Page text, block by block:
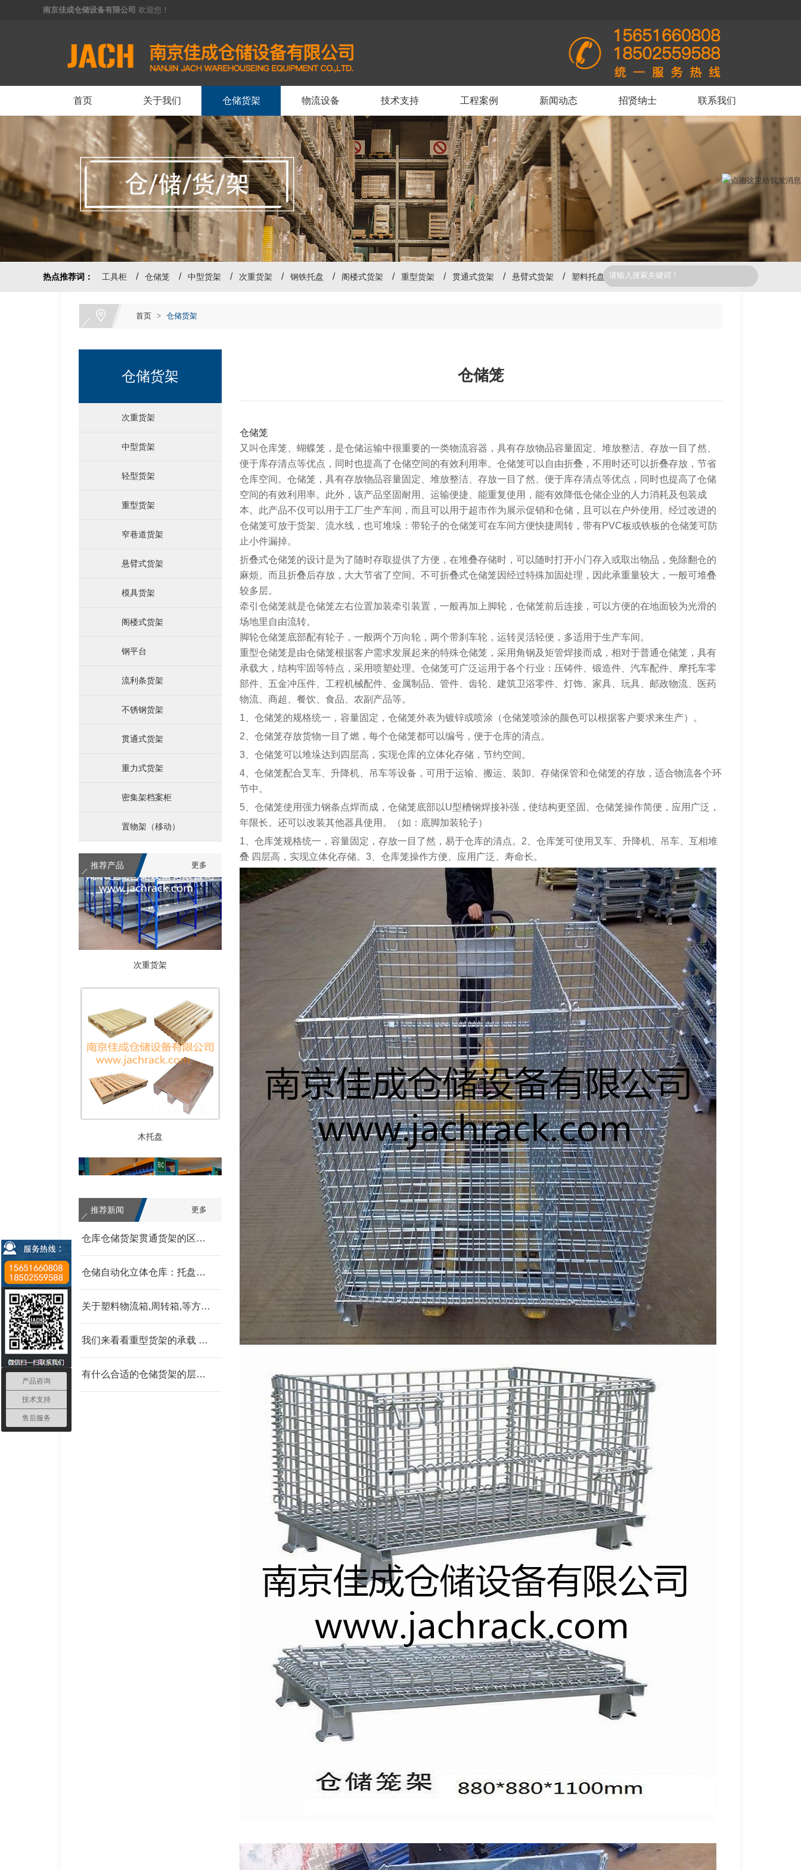
南京佳成仓储设备有限公司 欢迎您！
首页 关于我们 仓储货架 物流设备 技术支持 工程案例 新闻动态 招贤纳士 联系我们
< >
热点推荐词： 工具柜 仓储笼 中型货架 次重货架 钢铁托盘 阁楼式货架 重型货架 贯通式货架 悬臂式货架 塑料托盘
首页 > 仓储货架
仓储货架
次重货架
中型货架
轻型货架
重型货架
窄巷道货架
悬臂式货架
模具货架
阁楼式货架
钢平台
流利条货架
不锈钢货架
贯通式货架
重力式货架
密集架档案柜
置物架（移动）
更多
推荐产品
运输料架料箱
仓储笼
次重货架
更多
推荐新闻
仓库仓储货架贯通货架的区别 我父亲为范围发改委
仓储自动化立体仓库：托盘式、箱盒式、链斗式的分类汇总 我父亲为范围发改委
关于塑料物流箱,周转箱,等方面的信息和资料 我父亲为范围发改委
我们来看看重型货架的承载 我父亲为范围发改委
有什么合适的仓储货架的层板 我父亲为范围发改委
仓储笼
仓储笼
又叫仓库笼、蝴蝶笼，是仓储运输中很重要的一类物流容器，具有存放物品容量固定、堆放整洁、存放一目了然、
便于库存清点等优点，同时也提高了仓储空间的有效利用率。仓储笼可以自由折叠，不用时还可以折叠存放，节省
仓库空间。仓储笼，具有存放物品容量固定、堆放整洁、存放一目了然、便于库存清点等优点，同时也提高了仓储
空间的有效利用率。此外，该产品坚固耐用、运输便捷、能重复使用，能有效降低仓储企业的人力消耗及包装成
本。此产品不仅可以用于工厂生产车间，而且可以用于超市作为展示促销和仓储，且可以在户外使用。经过改进的
仓储笼可放于货架、流水线，也可堆垛：带轮子的仓储笼可在车间方便快捷周转，带有PVC板或铁板的仓储笼可防
止小件漏掉。
折叠式仓储笼的设计是为了随时存取提供了方便，在堆叠存储时，可以随时打开小门存入或取出物品，免除翻仓的
麻烦。而且折叠后存放，大大节省了空间。不可折叠式仓储笼因经过特殊加固处理，因此承重量较大，一般可堆叠
较多层。
牵引仓储笼就是仓储笼左右位置加装牵引装置，一般再加上脚轮，仓储笼前后连接，可以方便的在地面较为光滑的
场地里自由流转。
脚轮仓储笼底部配有轮子，一般两个万向轮，两个带刹车轮，运转灵活轻便，多适用于生产车间。
重型仓储笼是由仓储笼根据客户需求发展起来的特殊仓储笼，采用角钢及矩管焊接而成，相对于普通仓储笼，具有
承载大，结构牢固等特点，采用喷塑处理。仓储笼可广泛运用于各个行业：压铸件、锻造件、汽车配件、摩托车零
部件、五金冲压件、工程机械配件、金属制品、管件、齿轮、建筑卫浴零件、灯饰、家具、玩具、邮政物流、医药
物流、商超、餐饮、食品、农副产品等。
1、仓储笼的规格统一，容量固定，仓储笼外表为镀锌或喷涂（仓储笼喷涂的颜色可以根据客户要求来生产）。
2、仓储笼存放货物一目了燃，每个仓储笼都可以编号，便于仓库的清点。
3、仓储笼可以堆垛达到四层高，实现仓库的立体化存储，节约空间。
4、仓储笼配合叉车、升降机、吊车等设备，可用于运输、搬运、装卸、存储保管和仓储笼的存放，适合物流各个环
节中。
5、仓储笼使用强力钢条点焊而成，仓储笼底部以U型槽钢焊接补强，使结构更坚固。仓储笼操作简便，应用广泛，
年限长。还可以改装其他器具使用。（如：底脚加装轮子）
1、仓库笼规格统一，容量固定，存放一目了然，易于仓库的清点。2、仓库笼可使用叉车、升降机、吊车、互相堆
叠 四层高，实现立体化存储。3、仓库笼操作方便、应用广泛、寿命长。
产品咨询
技术支持
售后服务